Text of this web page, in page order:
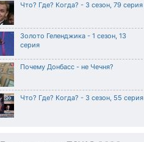
Что? Где? Когда? - 3 сезон, 79 серия
Золото Геленджика - 1 сезон, 13
серия
Почему Донбасс - не Чечня?
Что? Где? Когда? - 3 сезон, 55 серия